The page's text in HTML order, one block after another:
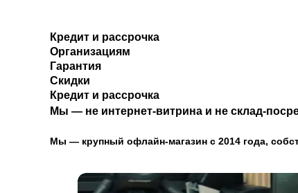
Кредит и рассрочка
Организациям
Гарантия
Скидки
Кредит и рассрочка
Мы — не интернет-витрина и не склад-
Мы — крупный офлайн-магазин с 2014 года,